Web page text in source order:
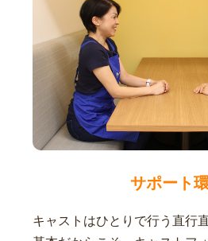
サポート
キャストはひとりで行う直行